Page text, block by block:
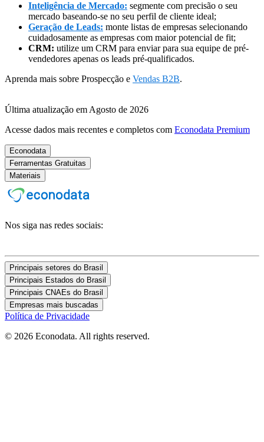
Inteligência de Mercado: segmente com precisão o seu
mercado baseando-se no seu perfil de cliente ideal;
Geração de Leads: monte listas de empresas selecionando
cuidadosamente as empresas com maior potencial de fit;
CRM: utilize um CRM para enviar para sua equipe de pré-
vendedores apenas os leads pré-qualificados.
Aprenda mais sobre Prospecção e Vendas B2B.
Última atualização em Agosto de 2026
Acesse dados mais recentes e completos com Econodata Premium
Econodata
Ferramentas Gratuitas
Materiais
Nos siga nas redes sociais:
Principais setores do Brasil
Principais Estados do Brasil
Principais CNAEs do Brasil
Empresas mais buscadas
Política de Privacidade
© 2026 Econodata. All rights reserved.